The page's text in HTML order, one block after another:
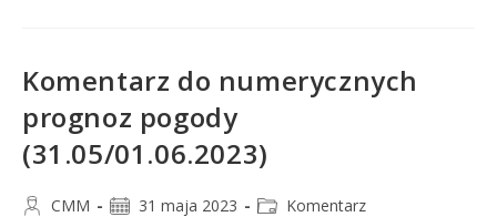
Komentarz do numerycznych
prognoz pogody
(31.05/01.06.2023)
CMM 31 maja 2023 Komentarz